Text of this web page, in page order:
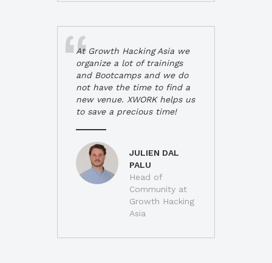
At Growth Hacking Asia we
organize a lot of trainings
and Bootcamps and we do
not have the time to find a
new venue. XWORK helps us
to save a precious time!
JULIEN DAL
PALU
Head of
Community at
Growth Hacking
Asia